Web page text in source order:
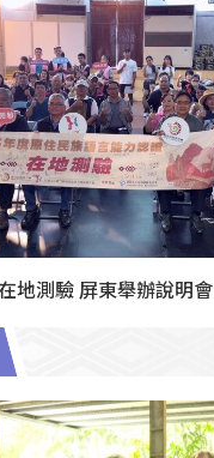
地測驗 屏東舉辦說明會